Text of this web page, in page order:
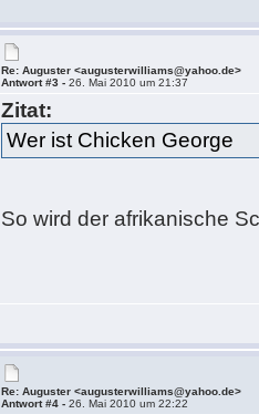
Re: Auguster <augusterwilliams@yahoo.de>
Antwort #3 -26. Mai 2010 um 21:37
Zitat:
Wer ist Chicken George
So wird der afrikanische
Re: Auguster <augusterwilliams@yahoo.de>
Antwort #4 -26. Mai 2010 um 22:22